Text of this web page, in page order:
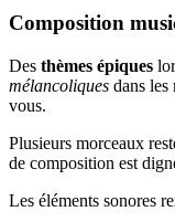
Composition
Des thèmes épiques
mélancoliques dans les
vous.
Plusieurs morceaux
de composition est
Les éléments sonores